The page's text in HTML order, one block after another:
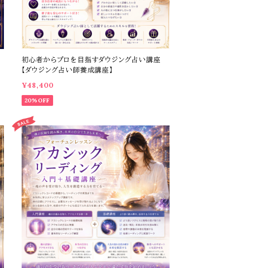
初心者からプロを目指すダウジング占い講座
【ダウジング占い師養成講座】
¥48,400
20%OFF